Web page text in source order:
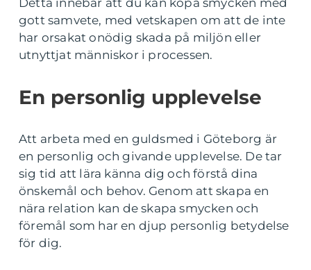
Detta innebär att du kan köpa smycken med
gott samvete, med vetskapen om att de inte
har orsakat onödig skada på miljön eller
utnyttjat människor i processen.
En personlig upplevelse
Att arbeta med en guldsmed i Göteborg är
en personlig och givande upplevelse. De tar
sig tid att lära känna dig och förstå dina
önskemål och behov. Genom att skapa en
nära relation kan de skapa smycken och
föremål som har en djup personlig betydelse
för dig.